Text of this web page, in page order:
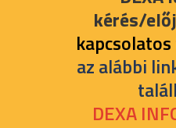
kérés/
kapcsolatos
az alábbi
DEXA